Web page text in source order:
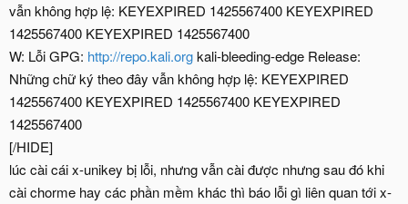
vẫn không hợp lệ: KEYEXPIRED 1425567400 KEYEXPIRED
1425567400 KEYEXPIRED 1425567400
W: Lỗi GPG: http://repo.kali.orgkali-bleeding-edge Release:
Những chữ ký theo đây vẫn không hợp lệ: KEYEXPIRED
1425567400 KEYEXPIRED 1425567400 KEYEXPIRED
1425567400
[/HIDE]
lúc cài cái x-unikey bị lỗi, nhưng vẫn cài được nhưng sau đó khi
cài chorme hay các phần mềm khác thì báo lỗi gì liên quan tới x-